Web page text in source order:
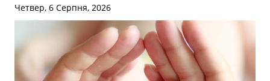
Четвер, 6 Серпня, 2026